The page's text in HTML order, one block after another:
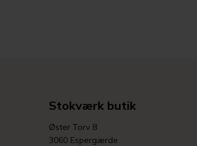
Stokværk butik
Øster Torv 8
3060 Espergærde